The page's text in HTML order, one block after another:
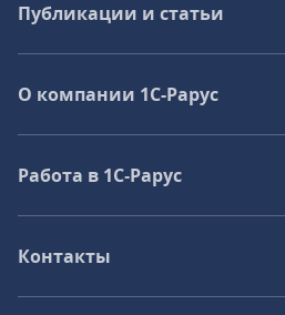
Публикации и статьи
О компании 1C-Рарус
Работа в 1С‑Рарус
Контакты